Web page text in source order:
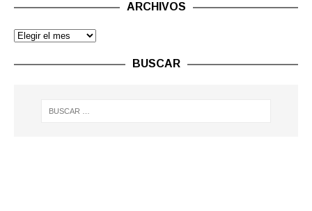
ARCHIVOS
BUSCAR